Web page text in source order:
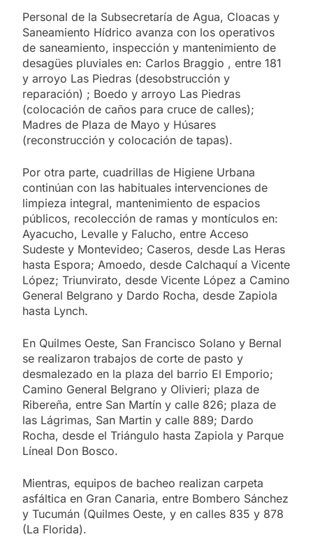
Personal de la Subsecretaría de Agua, Cloacas y
Saneamiento Hídrico avanza con los operativos
de saneamiento, inspección y mantenimiento de
desagües pluviales en: Carlos Braggio , entre 181
y arroyo Las Piedras (desobstrucción y
reparación) ; Boedo y arroyo Las Piedras
(colocación de caños para cruce de calles);
Madres de Plaza de Mayo y Húsares
(reconstrucción y colocación de tapas).
Por otra parte, cuadrillas de Higiene Urbana
continúan con las habituales intervenciones de
limpieza integral, mantenimiento de espacios
públicos, recolección de ramas y montículos en:
Ayacucho, Levalle y Falucho, entre Acceso
Sudeste y Montevideo; Caseros, desde Las Heras
hasta Espora; Amoedo, desde Calchaquí a Vicente
López; Triunvirato, desde Vicente López a Camino
General Belgrano y Dardo Rocha, desde Zapiola
hasta Lynch.
En Quilmes Oeste, San Francisco Solano y Bernal
se realizaron trabajos de corte de pasto y
desmalezado en la plaza del barrio El Emporio;
Camino General Belgrano y Olivieri; plaza de
Ribereña, entre San Martín y calle 826; plaza de
las Lágrimas, San Martin y calle 889; Dardo
Rocha, desde el Triángulo hasta Zapiola y Parque
Líneal Don Bosco.
Mientras, equipos de bacheo realizan carpeta
asfáltica en Gran Canaria, entre Bombero Sánchez
y Tucumán (Quilmes Oeste, y en calles 835 y 878
(La Florida).